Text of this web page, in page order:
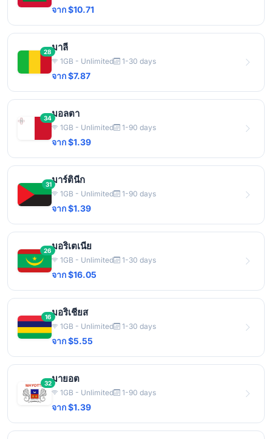
จาก $10.71
28มาลี
1GB - Unlimited 1-30 days
จาก $7.87
34มอลตา
1GB - Unlimited 1-90 days
จาก $1.39
31มาร์ตินีก
1GB - Unlimited 1-90 days
จาก $1.39
26มอริเตเนีย
1GB - Unlimited 1-30 days
จาก $16.05
16มอริเชียส
1GB - Unlimited 1-30 days
จาก $5.55
32มายอต
1GB - Unlimited 1-90 days
จาก $1.39